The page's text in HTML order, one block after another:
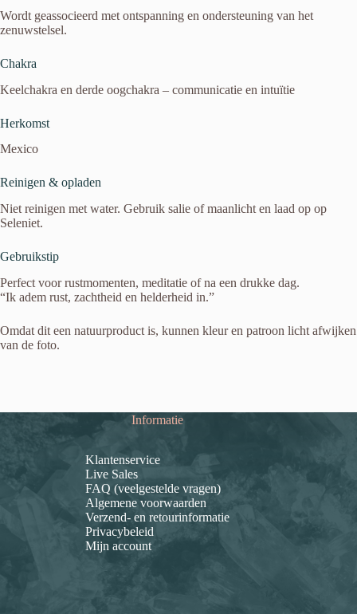
Wordt geassocieerd met ontspanning en ondersteuning van het
zenuwstelsel.
Chakra
Keelchakra en derde oogchakra – communicatie en intuïtie
Herkomst
Mexico
Reinigen & opladen
Niet reinigen met water. Gebruik salie of maanlicht en laad op op
Seleniet.
Gebruikstip
Perfect voor rustmomenten, meditatie of na een drukke dag.
“Ik adem rust, zachtheid en helderheid in.”
Omdat dit een natuurproduct is, kunnen kleur en patroon licht afwijken
van de foto.
Informatie
Klantenservice
Live Sales
FAQ (veelgestelde vragen)
Algemene voorwaarden
Verzend- en retourinformatie
Privacybeleid
Mijn account